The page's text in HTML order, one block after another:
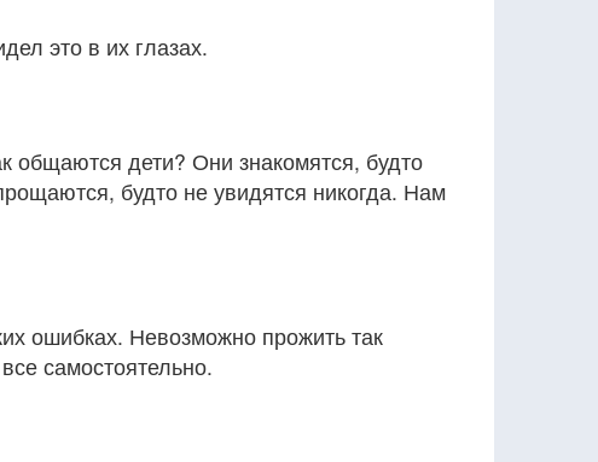
это в их глазах.
общаются дети? Они знакомятся, будто
будто не увидятся никогда. Нам
ошибках. Невозможно прожить так
самостоятельно.